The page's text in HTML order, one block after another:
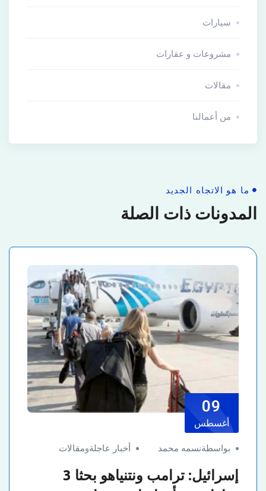
سيارات
مشروعات و عقارات
مقالات
من أعمالنا
ما هو الاتجاه الجديد
المدونات ذات الصلة
09
أغسطس
بواسطةنسمه محمد أخبار عاجلةومقالات
إسرائيل: ترامب ونتنياهو بحثا 3